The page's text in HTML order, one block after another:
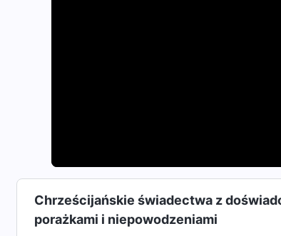
Chrześcijańskie świadectwa z
porażkami i niepowodzeniami